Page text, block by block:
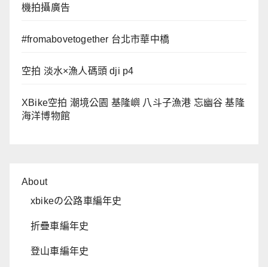
機拍攝廣告
#fromabovetogether 台北市華中橋
空拍 淡水×漁人碼頭 dji p4
XBike空拍 潮境公園 基隆嶼 八斗子漁港 忘幽谷 基隆
海洋博物館
About
xbikeの公路車編年史
折疊車編年史
登山車編年史